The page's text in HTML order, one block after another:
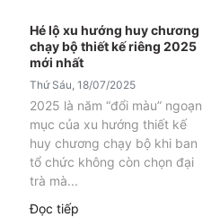
Hé lộ xu hướng huy chương
chạy bộ thiết kế riêng 2025
mới nhất
Thứ Sáu, 18/07/2025
2025 là năm “đổi màu” ngoạn
mục của xu hướng thiết kế
huy chương chạy bộ khi ban
tổ chức không còn chọn đại
trà mà...
Đọc tiếp